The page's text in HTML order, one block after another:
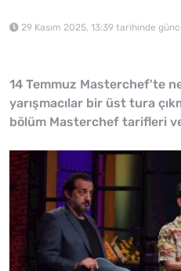
29 Kasım 2025, 13:39 tarihinde
14 Temmuz Masterchef'te
yarışmacılar bir üst tura
bölüm Masterchef tarifleri